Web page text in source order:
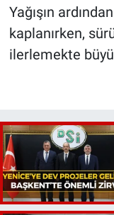
Yağışın
kaplanırken,
ilerlemekte